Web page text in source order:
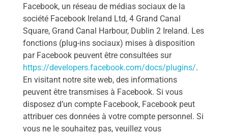
Facebook, un réseau de médias sociaux de la
société Facebook Ireland Ltd, 4 Grand Canal
Square, Grand Canal Harbour, Dublin 2 Ireland. Les
fonctions (plug-ins sociaux) mises à disposition
par Facebook peuvent être consultées sur
https://developers.facebook.com/docs/plugins/.
En visitant notre site web, des informations
peuvent être transmises à Facebook. Si vous
disposez d’un compte Facebook, Facebook peut
attribuer ces données à votre compte personnel. Si
vous ne le souhaitez pas, veuillez vous